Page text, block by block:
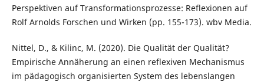
Perspektiven auf Transformationsprozesse: Reflexionen auf
Rolf Arnolds Forschen und Wirken (pp. 155-173). wbv Media.
Nittel, D., & Kilinc, M. (2020). Die Qualität der Qualität?
Empirische Annäherung an einen reflexiven Mechanismus
im pädagogisch organisierten System des lebenslangen